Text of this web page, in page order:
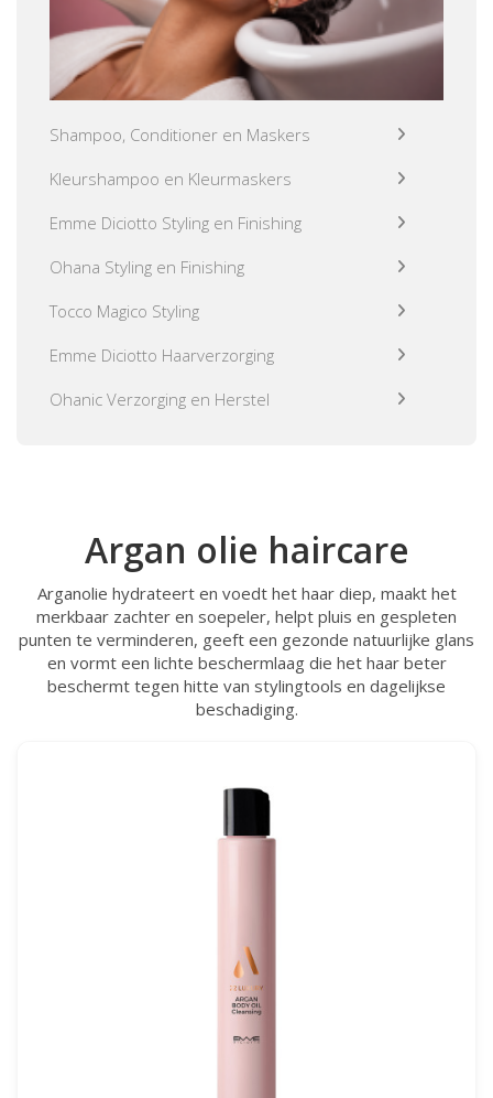
Shampoo, Conditioner en Maskers
Kleurshampoo en Kleurmaskers
Emme Diciotto Styling en Finishing
Ohana Styling en Finishing
Tocco Magico Styling
Emme Diciotto Haarverzorging
Ohanic Verzorging en Herstel
Argan olie haircare
Arganolie hydrateert en voedt het haar diep, maakt het
merkbaar zachter en soepeler, helpt pluis en gespleten
punten te verminderen, geeft een gezonde natuurlijke glans
en vormt een lichte beschermlaag die het haar beter
beschermt tegen hitte van stylingtools en dagelijkse
beschadiging.